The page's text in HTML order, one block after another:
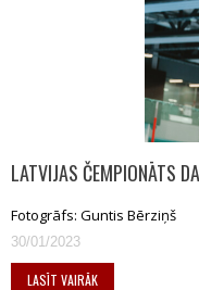
LATVIJAS ČEMPIONĀTS
Fotogrāfs: Guntis Bērziņš
30/01/2023
LASĪT VAIRĀK